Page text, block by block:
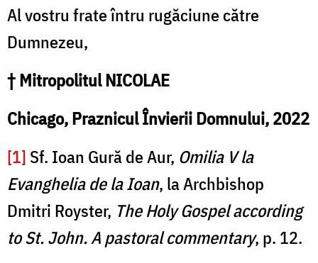
Al vostru frate întru rugăciune către
Dumnezeu,
† Mitropolitul NICOLAE
Chicago, Praznicul Învierii Domnului, 2022
[1] Sf. Ioan Gură de Aur, Omilia V la
Evanghelia de la Ioan, la Archbishop
Dmitri Royster, The Holy Gospel according
to St. John. A pastoral commentary, p. 12.